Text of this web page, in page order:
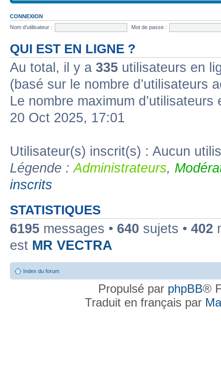
CONNEXION
Nom d’utilisateur :
Mot de passe :
QUI EST EN LIGNE ?
Au total, il y a 335 utilisateurs en
(basé sur le nombre d’utilisateurs
Le nombre maximum
20 Oct 2025, 17:01
Utilisateur(s) inscrit(s) : Aucun
Légende :Administrateurs,
inscrits
STATISTIQUES
6195 messages • 640 sujets • 402
est MR VECTRA
Index du forum
Propulsé par phpBB®
Traduit en français par